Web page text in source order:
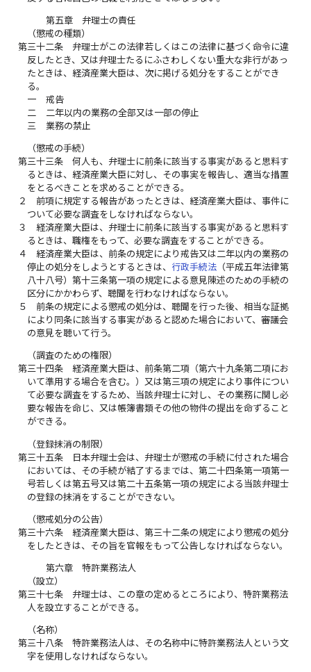
第五章 弁理士の責任
（懲戒の種類）
第三十二条
弁理士がこの法律若しくはこの法律に基づく命令に違
反したとき、又は弁理士たるにふさわしくない重大な非行があっ
たときは、経済産業大臣は、次に掲げる処分をすることができ
る。
一
戒告
二
二年以内の業務の全部又は一部の停止
三
業務の禁止
（懲戒の手続）
第三十三条
何人も、弁理士に前条に該当する事実があると思料す
るときは、経済産業大臣に対し、その事実を報告し、適当な措置
をとるべきことを求めることができる。
２
前項に規定する報告があったときは、経済産業大臣は、事件に
ついて必要な調査をしなければならない。
３
経済産業大臣は、弁理士に前条に該当する事実があると思料す
るときは、職権をもって、必要な調査をすることができる。
４
経済産業大臣は、前条の規定により戒告又は二年以内の業務の
停止の処分をしようとするときは、 行政手続法 （平成五年法律第
八十八号）第十三条第一項の規定による意見陳述のための手続の
区分にかかわらず、聴聞を行わなければならない。
５
前条の規定による懲戒の処分は、聴聞を行った後、相当な証拠
により同条に該当する事実があると認めた場合において、審議会
の意見を聴いて行う。
（調査のための権限）
第三十四条
経済産業大臣は、前条第二項（第六十九条第二項にお
いて準用する場合を含む。）又は第三項の規定により事件につい
て必要な調査をするため、当該弁理士に対し、その業務に関し必
要な報告を命じ、又は帳簿書類その他の物件の提出を命ずること
ができる。
（登録抹消の制限）
第三十五条
日本弁理士会は、弁理士が懲戒の手続に付された場合
においては、その手続が結了するまでは、第二十四条第一項第一
号若しくは第五号又は第二十五条第一項の規定による当該弁理士
の登録の抹消をすることができない。
（懲戒処分の公告）
第三十六条
経済産業大臣は、第三十二条の規定により懲戒の処分
をしたときは、その旨を官報をもって公告しなければならない。
第六章 特許業務法人
（設立）
第三十七条
弁理士は、この章の定めるところにより、特許業務法
人を設立することができる。
（名称）
第三十八条
特許業務法人は、その名称中に特許業務法人という文
字を使用しなければならない。